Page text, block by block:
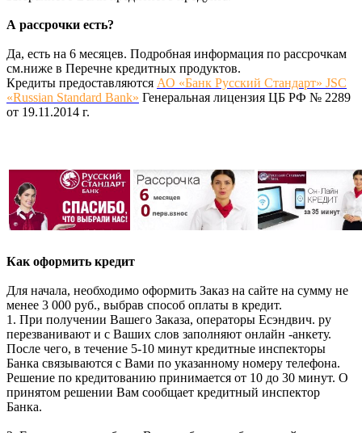
А рассрочки есть?
Да, есть на 6 месяцев. Подробная информация по рассрочкам
см.ниже в Перечне кредитных продуктов.
Кредиты предоставляются АО «Банк Русский Стандарт» JSC
«Russian Standard Bank» Генеральная лицензия ЦБ РФ № 2289
от 19.11.2014 г.
Как оформить кредит
Для начала, необходимо оформить Заказ на сайте на сумму не
менее 3 000 руб., выбрав способ оплаты в кредит.
1. При получении Вашего Заказа, операторы Есэндвич. ру
перезванивают и с Ваших слов заполняют онлайн -анкету.
После чего, в течение 5-10 минут кредитные инспекторы
Банка связываются с Вами по указанному номеру телефона.
Решение по кредитованию принимается от 10 до 30 минут. О
принятом решении Вам сообщает кредитный инспектор
Банка.